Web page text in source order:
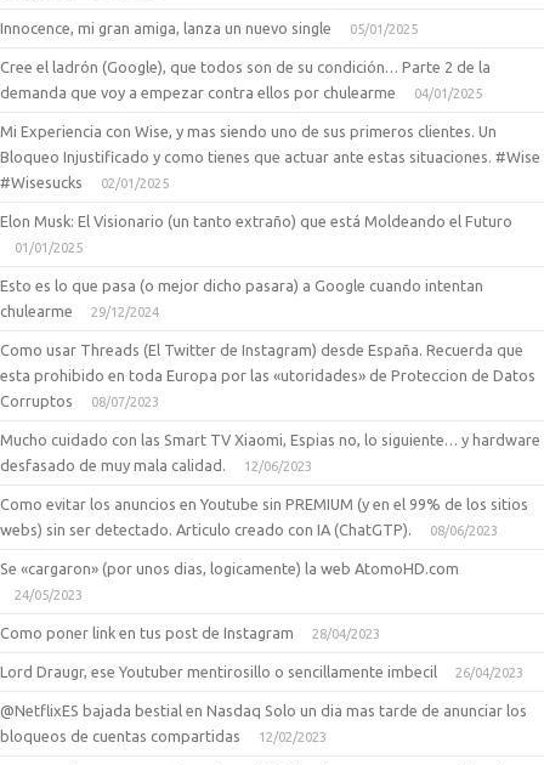
Innocence, mi gran amiga, lanza un nuevo single 05/01/2025
Cree el ladrón (Google), que todos son de su condición… Parte 2 de la
demanda que voy a empezar contra ellos por chulearme
04/01/2025
Mi Experiencia con Wise, y mas siendo uno de sus primeros clientes. Un
Bloqueo Injustificado y como tienes que actuar ante estas situaciones. #Wise
#Wisesucks
02/01/2025
Elon Musk: El Visionario (un tanto extraño) que está Moldeando el Futuro
01/01/2025
Esto es lo que pasa (o mejor dicho pasara) a Google cuando intentan
chulearme
29/12/2024
Como usar Threads (El Twitter de Instagram) desde España. Recuerda que
esta prohibido en toda Europa por las «utoridades» de Proteccion de Datos
Corruptos
08/07/2023
Mucho cuidado con las Smart TV Xiaomi, Espias no, lo siguiente… y hardware
desfasado de muy mala calidad.
12/06/2023
Como evitar los anuncios en Youtube sin PREMIUM (y en el 99% de los sitios
webs) sin ser detectado. Articulo creado con IA (ChatGTP).
08/06/2023
Se «cargaron» (por unos dias, logicamente) la web AtomoHD.com
24/05/2023
Como poner link en tus post de Instagram 28/04/2023
Lord Draugr, ese Youtuber mentirosillo o sencillamente imbecil 26/04/2023
@NetflixES bajada bestial en Nasdaq Solo un dia mas tarde de anunciar los
bloqueos de cuentas compartidas
12/02/2023